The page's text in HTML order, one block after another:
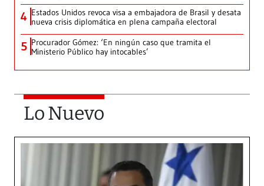
4 Estados Unidos revoca visa a embajadora de Brasil y desata
nueva crisis diplomática en plena campaña electoral
5 Procurador Gómez: ‘En ningún caso que tramita el
Ministerio Público hay intocables’
Lo Nuevo